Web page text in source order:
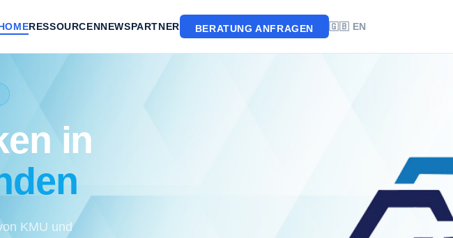
HOME RESSOURCEN NEWS PARTNER BERATUNG ANFRAGEN 🇬🇧 EN
in
KMU und